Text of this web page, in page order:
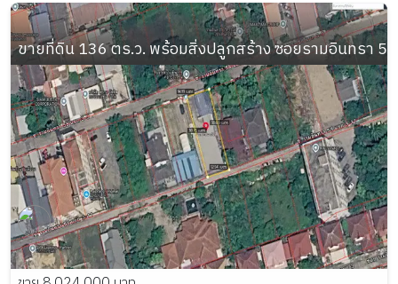
ขายที่ดิน 136 ตร.ว. พร้อมสิ่งปลูกสร้าง ซอยรามอินทรา